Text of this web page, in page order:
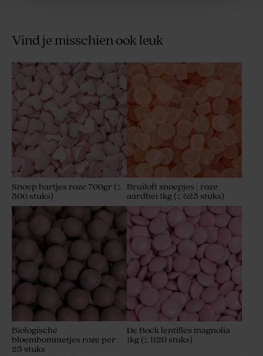
Gepersonaliseerde zeep met
naam | soft pink
Artisanale lolly hartvorm
met roze en witte strepen
Soft pink mini geurstokjes
met gouden afwerking
Pink Cloud zeepjes -
Hibiscus
Potlood met roze suède strik
Vind je misschien ook leuk
Snoep hartjes roze 700gr (±
500 stuks)
Bruiloft snoepjes | roze
aardbei 1kg (± 625 stuks)
Biologische
bloembommetjes roze per
25 stuks
De Bock lentilles magnolia
1kg (± 1120 stuks)